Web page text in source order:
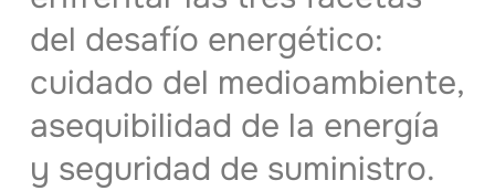
del desafío energético:
cuidado del medioambiente,
asequibilidad de la energía
y seguridad de suministro.